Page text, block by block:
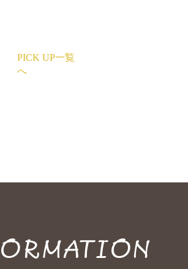
PICK UP一覧
へ